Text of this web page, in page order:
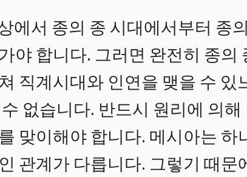
에서 종의 종 시대에서부터 종
야 합니다. 그러면 완전히 종의
직계시대와 인연을 맺을 수
없습니다. 반드시 원리에 의
맞이해야 합니다. 메시아는
관계가 다릅니다. 그렇기 때